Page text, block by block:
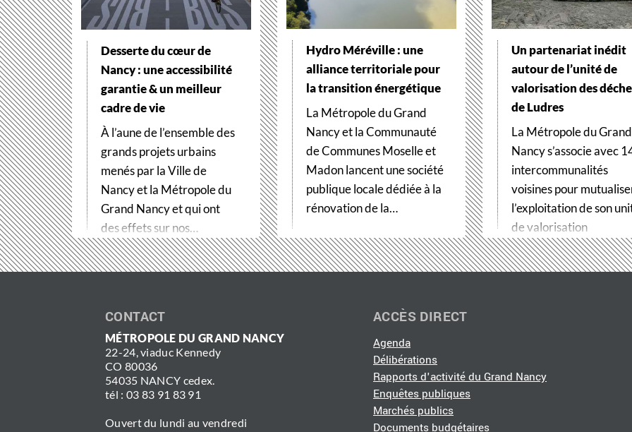
Desserte du cœur de
Nancy : une accessibilité
garantie & un meilleur
cadre de vie
À l’aune de l’ensemble des
grands projets urbains
menés par la Ville de
Nancy et la Métropole du
Grand Nancy et qui ont
des effets sur nos…
Hydro Méréville : une
alliance territoriale pour
la transition énergétique
La Métropole du Grand
Nancy et la Communauté
de Communes Moselle et
Madon lancent une société
publique locale dédiée à la
rénovation de la…
Un partenariat inédit
autour de l’unité de
valorisation des
de Ludres
La Métropole du Grand
Nancy s’associe avec
intercommunalités
voisines pour
l’exploitation de son
de valorisation
énergétique des…
CONTACT
MÉTROPOLE DU GRAND NANCY
22-24, viaduc Kennedy
CO 80036
54035 NANCY cedex.
tél : 03 83 91 83 91
Ouvert du lundi au vendredi
ACCÈS DIRECT
Agenda
Délibérations
Rapports d'activité du Grand Nancy
Enquêtes publiques
Marchés publics
Documents budgétaires